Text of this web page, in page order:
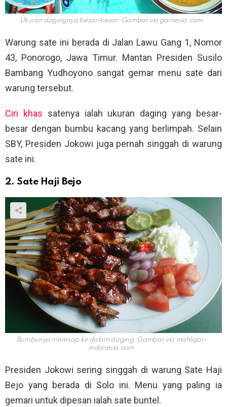
Ukuran dagingnya besar-besar. Gambar via garnesia.com
Warung sate ini berada di Jalan Lawu Gang 1, Nomor
43, Ponorogo, Jawa Timur. Mantan Presiden Susilo
Bambang Yudhoyono sangat gemar menu sate dari
warung tersebut.
Ciri khas satenya ialah ukuran daging yang besar-
besar dengan bumbu kacang yang berlimpah. Selain
SBY, Presiden Jokowi juga pernah singgah di warung
sate ini.
2. Sate Haji Bejo
Bumbunya meresap ke dalam daging. Gambar via mahligai-
indonesia.com
Presiden Jokowi sering singgah di warung Sate Haji
Bejo yang berada di Solo ini. Menu yang paling ia
gemari untuk dipesan ialah sate buntel.